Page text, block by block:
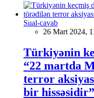
Sual-cavab
26 Mart 2024,
Türkiyənin
“22 martda
terror
bir hissəsidir”